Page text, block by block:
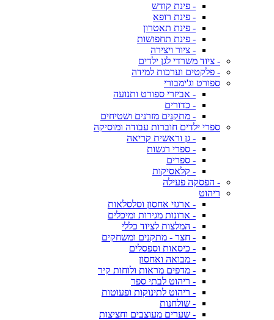
- פינת קודש
- פינת רופא
- פינת תאטרון
- פינת תחפושות
- ציור ויצירה
- ציוד משרדי לגן ילדים
- פלקטים וערכות למידה
ספורט וג'ימבורי
- אביזרי ספורט ותנועה
- כדורים
- מתקנים מזרנים ושטיחים
ספרי ילדים חוברות עבודה ומוסיקה
- גן וראשית קריאה
- ספרי רגשות
- ספרים
- קלאסיקות
- הפסקה פעילה
ריהוט
- ארגזי אחסון וסלסלאות
- ארונות מגירות ומיכלים
- המלצות לציוד כללי
- חצר - מתקנים ומשחקים
- כיסאות וספסלים
- מבואה ואחסון
- מדפים מראות ולוחות קיר
- ריהוט לבתי ספר
- ריהוט לתינוקות ופעוטות
- שולחנות
- שערים מעוצבים וחציצות